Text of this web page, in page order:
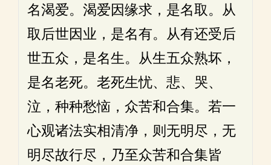
名渴爱。渴爱因缘求，是名取。从
取后世因业，是名有。从有还受后
世五众，是名生。从生五众熟坏，
是名老死。老死生忧、悲、哭、
泣，种种愁恼，众苦和合集。若一
心观诸法实相清净，则无明尽，无
明尽故行尽，乃至众苦和合集皆